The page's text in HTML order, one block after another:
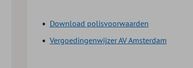
Download polisvoorwaarden
Vergoedingenwijzer AV Amsterdam